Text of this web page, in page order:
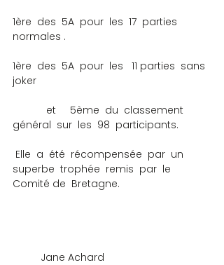
1ère  des  5A  pour  les  17  parties
normales .
1ère  des  5A  pour  les   11 parties  sans
joker
général  sur  les  98  participants.
superbe  trophée  remis  par  le
Comité de  Bretagne.
	Jane Achard